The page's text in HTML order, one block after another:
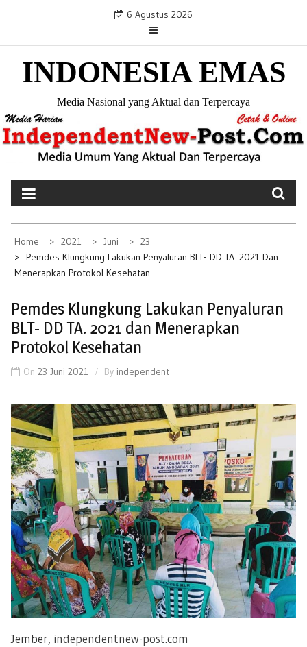
i
o
6 Agustus 2026
INDONESIA EMAS
Media Nasional yang Aktual dan Terpercaya
Home 2021 Juni
23
Pemdes Klungkung Lakukan Penyaluran BLT- DD TA. 2021 Dan
Menerapkan Protokol Kesehatan
Pemdes Klungkung Lakukan Penyaluran
BLT- DD TA. 2021 dan Menerapkan
Protokol Kesehatan
On 23 Juni 2021 By independent
Jember, independentnew-post.com